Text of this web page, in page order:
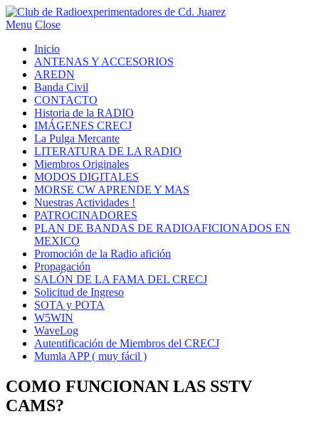
Menu Close
Inicio
ANTENAS Y ACCESORIOS
AREDN
Banda Civil
CONTACTO
Historia de la RADIO
IMÁGENES CRECJ
La Pulga Mercante
LITERATURA DE LA RADIO
Miembros Originales
MODOS DIGITALES
MORSE CW APRENDE Y MAS
Nuestras Actividades !
PATROCINADORES
PLAN DE BANDAS DE RADIOAFICIONADOS EN
MEXICO
Promoción de la Radio afición
Propagación
SALÓN DE LA FAMA DEL CRECJ
Solicitud de Ingreso
SOTA y POTA
W5WIN
WaveLog
Autentificación de Miembros del CRECJ
Mumla APP ( muy fácil )
COMO FUNCIONAN LAS SSTV
CAMS?